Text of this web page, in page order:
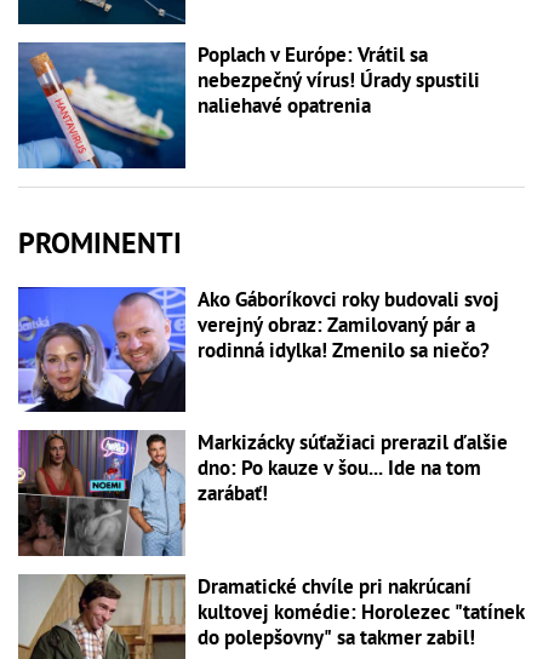
Poplach v Európe: Vrátil sa
nebezpečný vírus! Úrady spustili
naliehavé opatrenia
PROMINENTI
Ako Gáboríkovci roky budovali svoj
verejný obraz: Zamilovaný pár a
rodinná idylka! Zmenilo sa niečo?
Markizácky súťažiaci prerazil ďalšie
dno: Po kauze v šou... Ide na tom
zarábať!
Dramatické chvíle pri nakrúcaní
kultovej komédie: Horolezec "tatínek
do polepšovny" sa takmer zabil!